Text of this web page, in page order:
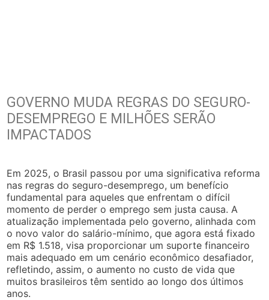
GOVERNO MUDA REGRAS DO SEGURO-
DESEMPREGO E MILHÕES SERÃO
IMPACTADOS
Em 2025, o Brasil passou por uma significativa reforma
nas regras do seguro-desemprego, um benefício
fundamental para aqueles que enfrentam o difícil
momento de perder o emprego sem justa causa. A
atualização implementada pelo governo, alinhada com
o novo valor do salário-mínimo, que agora está fixado
em R$ 1.518, visa proporcionar um suporte financeiro
mais adequado em um cenário econômico desafiador,
refletindo, assim, o aumento no custo de vida que
muitos brasileiros têm sentido ao longo dos últimos
anos.